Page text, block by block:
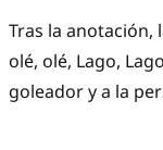
Tras la anotación,
olé, olé, Lago,
goleador y a la